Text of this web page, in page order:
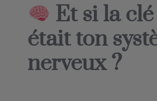
Et si la clé
était ton
nerveux ?